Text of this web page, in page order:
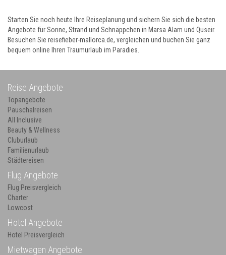
Starten Sie noch heute Ihre Reiseplanung und sichern Sie sich die besten
Angebote für Sonne, Strand und Schnäppchen in Marsa Alam und Quseir.
Besuchen Sie reisefieber-mallorca.de, vergleichen und buchen Sie ganz
bequem online Ihren Traumurlaub im Paradies.
Reise Angebote
Topangebote
Pauschalreisen
All Inclusive
Beauty & Wellness
Cluburlaub
Familienurlaub
Städtereisen
Flug Angebote
Flug Preisvergleich
Charter
Lowcost
Hotel Angebote
Hotel Preisvergleich
Mietwagen Angebote